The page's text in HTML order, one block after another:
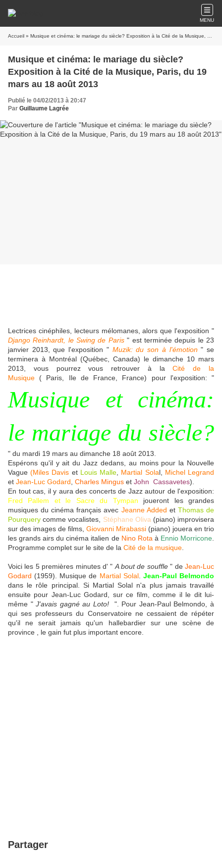
MENU
Accueil » Musique et cinéma: le mariage du siècle? Exposition à la Cité de la Musique, Paris, du 19 mars au 18 août 2013
Musique et cinéma: le mariage du siècle?
Exposition à la Cité de la Musique, Paris, du 19
mars au 18 août 2013
Publié le 04/02/2013 à 20:47
Par Guillaume Lagrée
Lectrices cinéphiles, lecteurs mélomanes, alors que l'exposition "
Django Reinhardt, le Swing de Paris" est terminée depuis le 23
janvier 2013, que l'exposition " Muzik: du son à l'émotion" se
terminera à Montréal (Québec, Canada) le dimanche 10 mars
2013, vous pourrez vous retrouver à laCité de la
Musique ( Paris, Ile de France, France) pour l'exposition: "
Musique et cinéma:
le mariage du siècle?
" du mardi 19 mars au dimanche 18 août 2013.
Espérons qu'il y ait du Jazz dedans, au moins pour la Nouvelle
Vague(Miles Davis et Louis Malle Martial Solal, Michel Legrand
et Jean-Luc Godard Charles Mingus et John Cassavetes).
En tout cas, il y aura des concerts de Jazz autour de l'exposition:
Fred Pallem et le Sacre du Tympan joueront les grandes
musiques du cinéma français avec Jeanne Added et Thomas de
Pourquery comme vocalistes, Stéphane Oliva (piano) improvisera
sur des images de films, Giovanni Mirabassi (piano) jouera en trio
les grands airs du cinéma italien de Nino Rota à Ennio Morricone
Programme complet sur le site de la Cité de la musique
Voici les 5 premières minutes d' " A bout de souffle" deJean-Luc
Godard (1959). Musique de Martial Solal. Jean-Paul Belmondo
dans le rôle principal. Si Martial Solal n'a plus jamais travaillé
ensuite pour Jean-Luc Godard, sur ce film, comme il le dit lui-
même "J'avais gagné au Loto!". Pour Jean-Paul Belmondo, à
qui ses professeurs du Conservatoire ne cessaient de répéter
qu'il ne serait jamais qu'un hallebardier sur une scène de
province , le gain fut plus important encore.
Partager